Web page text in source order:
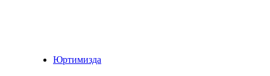
Юртимизда